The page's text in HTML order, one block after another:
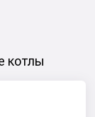
котлы